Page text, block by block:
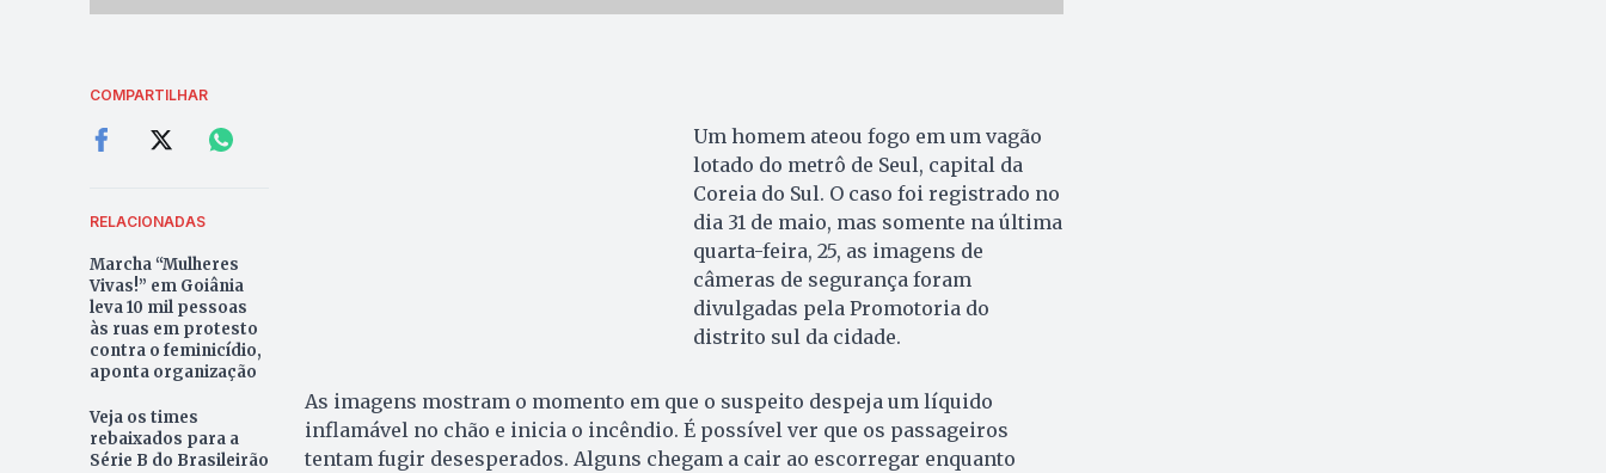
COMPARTILHAR
RELACIONADAS
Marcha “Mulheres
Vivas!” em Goiânia
leva 10 mil pessoas
às ruas em protesto
contra o feminicídio,
aponta organização
Veja os times
rebaixados para a
Série B do Brasileirão
Um homem ateou fogo em um vagão
lotado do metrô de Seul, capital da
Coreia do Sul. O caso foi registrado no
dia 31 de maio, mas somente na última
quarta-feira, 25, as imagens de
câmeras de segurança foram
divulgadas pela Promotoria do
distrito sul da cidade.
As imagens mostram o momento em que o suspeito despeja um líquido
inflamável no chão e inicia o incêndio. É possível ver que os passageiros
tentam fugir desesperados. Alguns chegam a cair ao escorregar enquanto